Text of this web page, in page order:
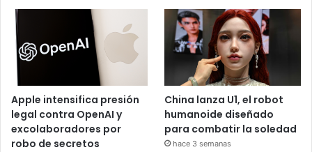
Apple intensifica presión
legal contra OpenAI y
excolaboradores por
robo de secretos
China lanza U1, el robot
humanoide diseñado
para combatir la soledad
hace 3 semanas